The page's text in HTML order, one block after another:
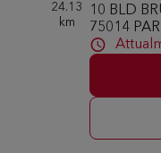
24.13
km
10 BLD
75014